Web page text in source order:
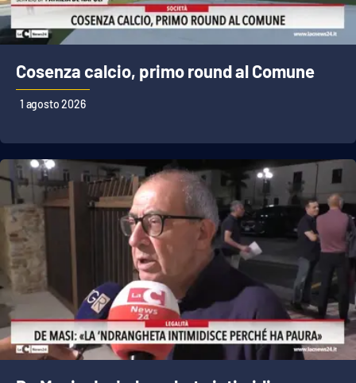
Cosenza calcio, primo round al Comune
1 agosto 2026